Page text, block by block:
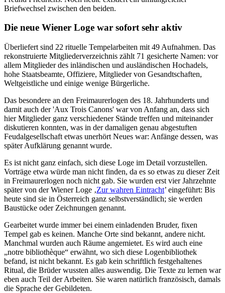
Briefwechsel zwischen den beiden.
Die neue Wiener Loge war sofort sehr aktiv
Überliefert sind 22 rituelle Tempelarbeiten mit 49 Aufnahmen. Das
rekonstruierte Mitgliederverzeichnis zählt 71 gesicherte Namen: vor
allem Mitglieder des inländischen und ausländischen Hochadels,
hohe Staatsbeamte, Offiziere, Mitglieder von Gesandtschaften,
Weltgeistliche und einige wenige Bürgerliche.
Das besondere an den Freimaurerlogen des 18. Jahrhunderts und
damit auch der 'Aux Trois Canons' war von Anfang an, dass sich
hier Mitglieder ganz verschiedener Stände treffen und miteinander
diskutieren konnten, was in der damaligen genau abgestuften
Feudalgesellschaft etwas unerhört Neues war: Anfänge dessen, was
später Aufklärung genannt wurde.
Es ist nicht ganz einfach, sich diese Loge im Detail vorzustellen.
Vorträge etwa würde man nicht finden, da es so etwas zu dieser Zeit
in Freimaurerlogen noch nicht gab. Sie wurden erst vier Jahrzehnte
später von der Wiener Loge ‚Zur wahren Eintracht’ eingeführt: Bis
heute sind sie in Österreich ganz selbstverständlich; sie werden
Baustücke oder Zeichnungen genannt.
Gearbeitet wurde immer bei einem einladenden Bruder, fixen
Tempel gab es keinen. Manche Orte sind bekannt, andere nicht.
Manchmal wurden auch Räume angemietet. Es wird auch eine
„notre bibliothèque“ erwähnt, wo sich diese Logenbibliothek
befand, ist nicht bekannt. Es gab kein schriftlich festgehaltenes
Ritual, die Brüder wussten alles auswendig. Die Texte zu lernen war
eben auch Teil der Arbeiten. Sie waren natürlich französisch, damals
die Sprache der Gebildeten.